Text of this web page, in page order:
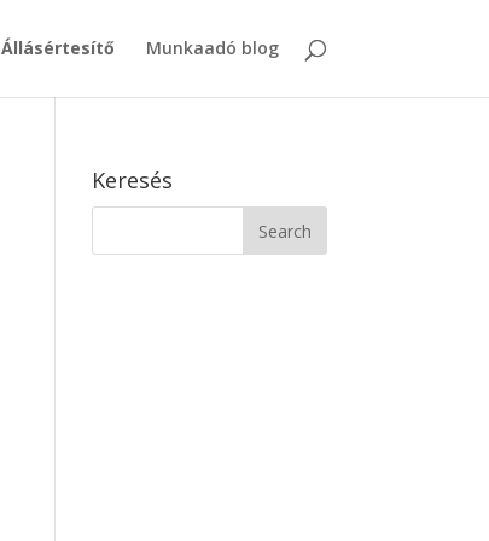
Állásértesítő Munkaadó blog
Keresés